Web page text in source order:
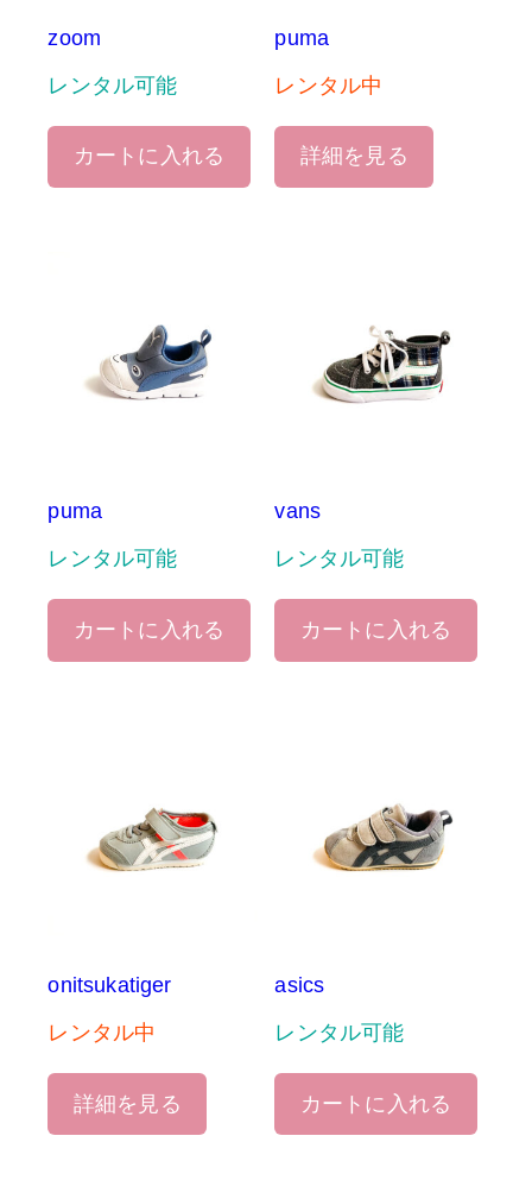
zoom
レンタル可能
カートに入れる
puma
レンタル中
詳細を見る
puma
レンタル可能
カートに入れる
vans
レンタル可能
カートに入れる
onitsukatiger
レンタル中
詳細を見る
asics
レンタル可能
カートに入れる